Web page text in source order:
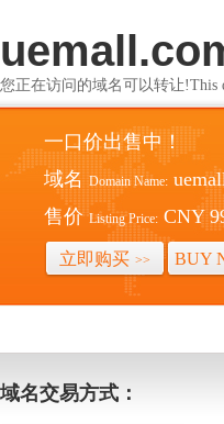
您正在访问的域名可以转让!This
一口价出售中！
域名 Domain Name:
售价 Listing Price: CNY
立即购买 >> BUY
域名交易方式：